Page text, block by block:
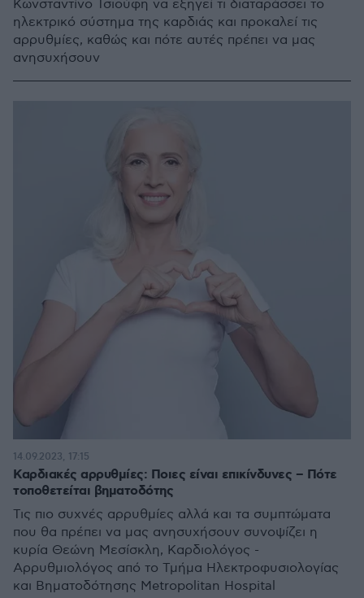
Κωνσταντίνο Τσιούφη να εξηγεί τι διαταράσσει το
ηλεκτρικό σύστημα της καρδιάς και προκαλεί τις
αρρυθμίες, καθώς και πότε αυτές πρέπει να μας
ανησυχήσουν
Καρδιακές αρρυθμίες: Ποιες είναι επικίνδυνες – Πότε
τοποθετείται βηματοδότης
Τις πιο συχνές αρρυθμίες αλλά και τα συμπτώματα
που θα πρέπει να μας ανησυχήσουν συνοψίζει η
κυρία Θεώνη Μεσίσκλη, Καρδιολόγος -
Αρρυθμιολόγος από το Τμήμα Ηλεκτροφυσιολογίας
και Βηματοδότησης Metropolitan Hospital
14.09.2023, 17:15